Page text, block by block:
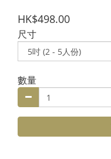
HK$498.00
尺寸
數量